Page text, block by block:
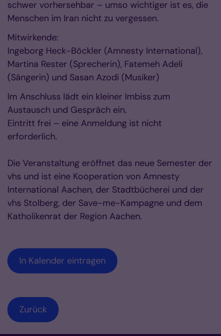
schwer vorhersehbar – umso wichtiger ist es, die
Menschen im Iran nicht zu vergessen.
Mitwirkende:
Ingeborg Heck-Böckler (Amnesty International),
Martina Rester (Sprecherin), Fatemeh Adeli
(Sängerin) und Sasan Azodi (Musiker)
Im Anschluss lädt ein kleiner Imbiss zum
Austausch und Gespräch ein.
Eintritt frei – eine Anmeldung ist nicht
erforderlich.
Die Veranstaltung eröffnet das neue Semester der
vhs und ist eine Kooperation von Amnesty
International Aachen, der Stadtbücherei und der
vhs Stolberg, der Save-me-Kampagne und dem
Katholikenrat der Region Aachen.
In Kalender eintragen
Zurück